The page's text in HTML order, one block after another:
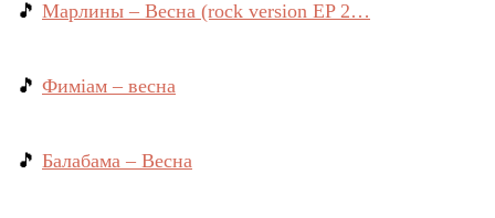
🎵 Марлины – Весна (rock version EP 2…
🎵 Фиміам – весна
🎵 Балабама – Весна